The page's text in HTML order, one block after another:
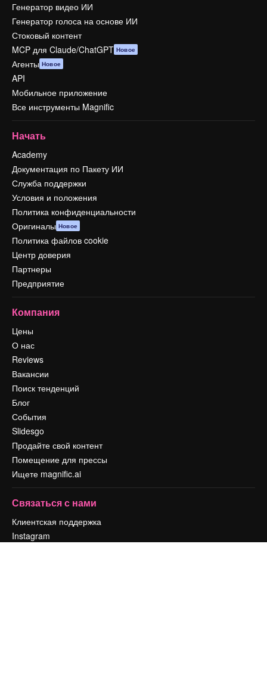
Генератор видео ИИ
Генератор голоса на основе ИИ
Стоковый контент
MCP для Claude/ChatGPT Новое
Агенты Новое
API
Мобильное приложение
Все инструменты Magnific
Начать
Academy
Документация по Пакету ИИ
Служба поддержки
Условия и положения
Политика конфиденциальности
Оригиналы Новое
Политика файлов cookie
Центр доверия
Партнеры
Предприятие
Компания
Цены
О нас
Reviews
Вакансии
Поиск тенденций
Блог
События
Slidesgo
Продайте свой контент
Помещение для прессы
Ищете magnific.ai
Связаться с нами
Клиентская поддержка
Instagram